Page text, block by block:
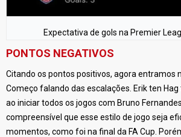
Expectativa de gols na Premier
PONTOS NEGATIVOS
Citando os pontos positivos, agora entramos
Começo falando das escalações. Erik ten
ao iniciar todos os jogos com Bruno
compreensível que esse estilo de jogo seja
momentos, como foi na final da FA Cup.